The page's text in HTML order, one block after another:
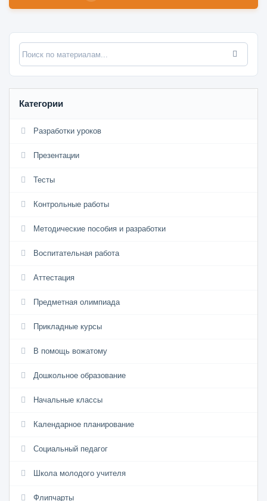
Категории
Разработки уроков
Презентации
Тесты
Контрольные работы
Методические пособия и разработки
Воспитательная работа
Аттестация
Предметная олимпиада
Прикладные курсы
В помощь вожатому
Дошкольное образование
Начальные классы
Календарное планирование
Социальный педагог
Школа молодого учителя
Флипчарты